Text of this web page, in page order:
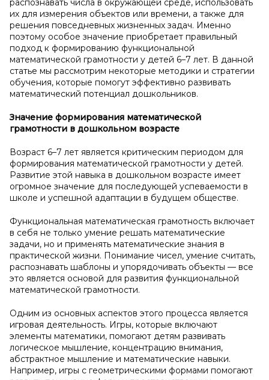
распознавать числа в окружающей среде, использовать
их для измерения объектов или времени, а также для
решения повседневных жизненных задач. Именно
поэтому особое значение приобретает правильный
подход к формированию функциональной
математической грамотности у детей 6–7 лет. В данной
статье мы рассмотрим некоторые методики и стратегии
обучения, которые помогут эффективно развивать
математический потенциал дошкольников.
Значение формирования математической
грамотности в дошкольном возрасте
Возраст 6–7 лет является критическим периодом для
формирования математической грамотности у детей.
Развитие этой навыка в дошкольном возрасте имеет
огромное значение для последующей успеваемости в
школе и успешной адаптации в будущем обществе.
Функциональная математическая грамотность включает
в себя не только умение решать математические
задачи, но и применять математические знания в
практической жизни. Понимание чисел, умение считать,
распознавать шаблоны и упорядочивать объекты — все
это является основой для развития функциональной
математической грамотности.
Одним из основных аспектов этого процесса является
игровая деятельность. Игры, которые включают
элементы математики, помогают детям развивать
логическое мышление, концентрацию внимания,
абстрактное мышление и математические навыки.
Например, игры с геометрическими формами помогают